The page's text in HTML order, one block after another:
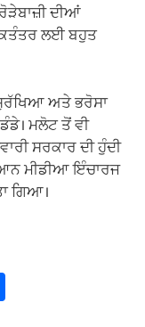
ਦੀਆਂ
ਲਈ ਬਹੁਤ
ਅਤੇ ਭਰੋਸਾ
ਮਲੋਟ ਤੋਂ ਵੀ
ਸਰਕਾਰ ਦੀ ਹੁੰਦੀ
ਮੀਡੀਆ ਇੰਚਾਰਜ
ਗਿਆ।